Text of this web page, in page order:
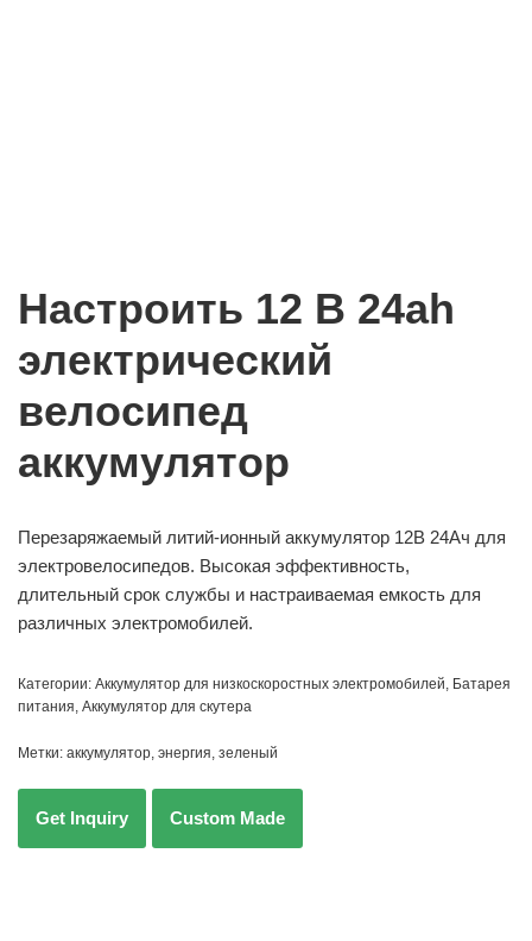
Настроить 12 В 24ah
электрический
велосипед
аккумулятор
Перезаряжаемый литий-ионный аккумулятор 12В 24Ач для
электровелосипедов. Высокая эффективность,
длительный срок службы и настраиваемая емкость для
различных электромобилей.
Категории: Аккумулятор для низкоскоростных электромобилей, Батарея
питания, Аккумулятор для скутера
Метки: аккумулятор, энергия, зеленый